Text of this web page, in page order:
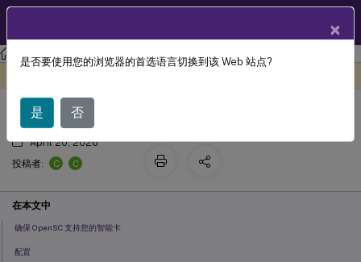
Linux 虚拟投递代理 Citrix Linux 虚拟投递代理 2210
智能卡
April 20, 2026
投稿者:
C C
在本文中
确保 OpenSC 支持您的智能卡
配置
×
是否要使用您的浏览器的首选语言切换到该 Web 站点?
是 否